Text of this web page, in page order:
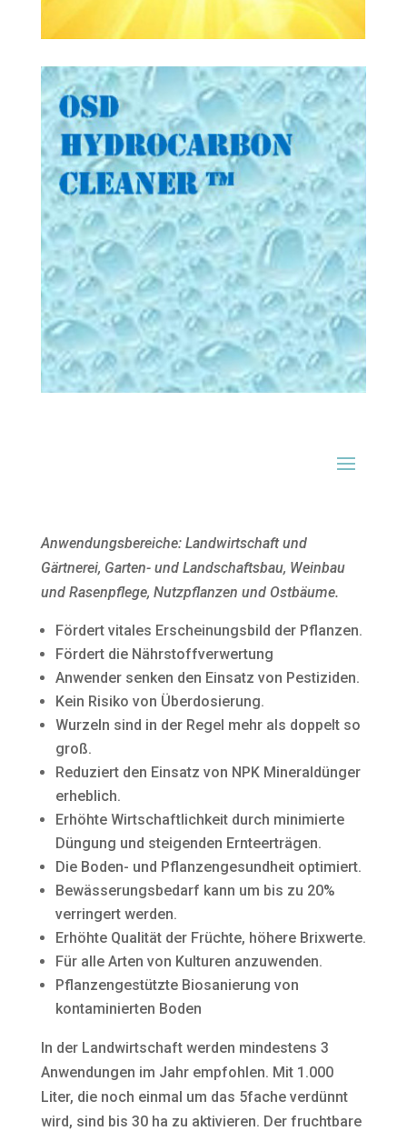
Anwendungsbereiche: Landwirtschaft und
Gärtnerei, Garten- und Landschaftsbau, Weinbau
und Rasenpflege, Nutzpflanzen und Ostbäume.
Fördert vitales Erscheinungsbild der Pflanzen.
Fördert die Nährstoffverwertung
Anwender senken den Einsatz von Pestiziden.
Kein Risiko von Überdosierung.
Wurzeln sind in der Regel mehr als doppelt so
groß.
Reduziert den Einsatz von NPK Mineraldünger
erheblich.
Erhöhte Wirtschaftlichkeit durch minimierte
Düngung und steigenden Ernteerträgen.
Die Boden- und Pflanzengesundheit optimiert.
Bewässerungsbedarf kann um bis zu 20%
verringert werden.
Erhöhte Qualität der Früchte, höhere Brixwerte.
Für alle Arten von Kulturen anzuwenden.
Pflanzengestützte Biosanierung von
kontaminierten Boden
In der Landwirtschaft werden mindestens 3
Anwendungen im Jahr empfohlen. Mit 1.000
Liter, die noch einmal um das 5fache verdünnt
wird, sind bis 30 ha zu aktivieren. Der fruchtbare